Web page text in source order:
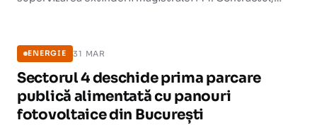
ENERGIE 31 MAR
Sectorul 4 deschide prima parcare
publică alimentată cu panouri
fotovoltaice din București